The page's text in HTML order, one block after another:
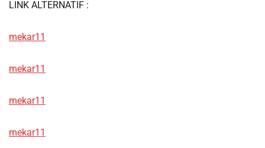
LINK ALTERNATIF :
mekar11
mekar11
mekar11
mekar11